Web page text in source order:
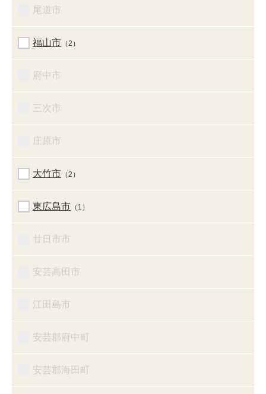
尾道市
福山市 （2）
府中市
三次市
庄原市
大竹市 （2）
東広島市 （1）
廿日市市
安芸高田市
江田島市
安芸郡府中町
安芸郡海田町